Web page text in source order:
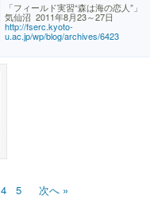
「フィールド実習“森は海の恋人”」
気仙沼 2011年8月23～27日
http://fserc.kyoto-
u.ac.jp/wp/blog/archives/6423
4 5 次へ »